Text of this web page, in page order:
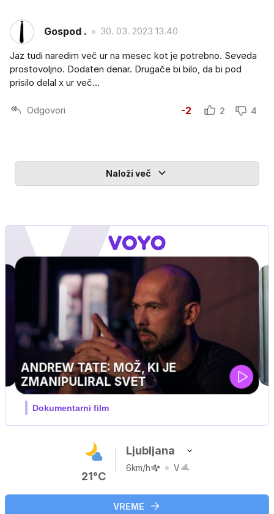
Gospod . 30. 03. 2023 13.40
Jaz tudi naredim več ur na mesec kot je potrebno. Seveda
prostovoljno. Dodaten denar. Drugače bi bilo, da bi pod
prisilo delal x ur več...
Odgovori -2 2 4
Naloži več
21°C
Ljubljana
6km/h V
VREME